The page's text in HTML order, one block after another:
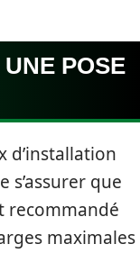
POSE
d’installation
s’assurer que
recommandé
maximales